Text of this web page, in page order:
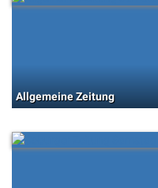
Allgemeine Zeitung